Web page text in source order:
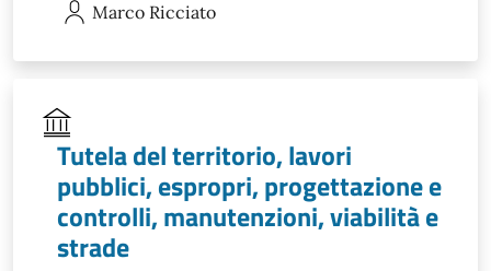
Marco Ricciato
Tutela del territorio, lavori
pubblici, espropri, progettazione e
controlli, manutenzioni, viabilità e
strade